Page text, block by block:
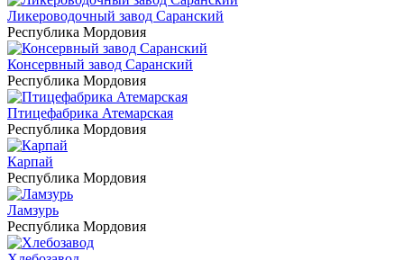
Ликероводочный завод Саранский
Республика Мордовия
Консервный завод Саранский
Республика Мордовия
Птицефабрика Атемарская
Республика Мордовия
Карпай
Республика Мордовия
Ламзурь
Республика Мордовия